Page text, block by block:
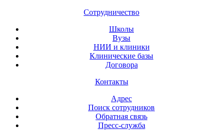
Сотрудничество
Школы
Вузы
НИИ и клиники
Клинические базы
Договора
Контакты
Адрес
Поиск сотрудников
Обратная связь
Пресс-служба